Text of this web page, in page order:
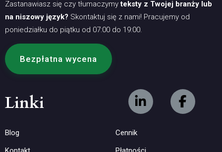
Zastanawiasz się czy tłumaczymyteksty z Twojej branży lub
na niszowy język? Skontaktuj się z nami! Pracujemy od
poniedziałku do piątku od 07:00 do 19:00.
Bezpłatna wycena
Linki
Blog
Cennik